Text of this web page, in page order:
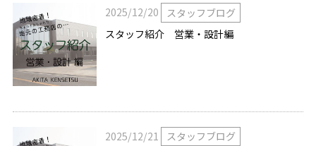
2025/12/20
スタッフブログ
スタッフ紹介 営業・設計編
2025/12/21
スタッフブログ